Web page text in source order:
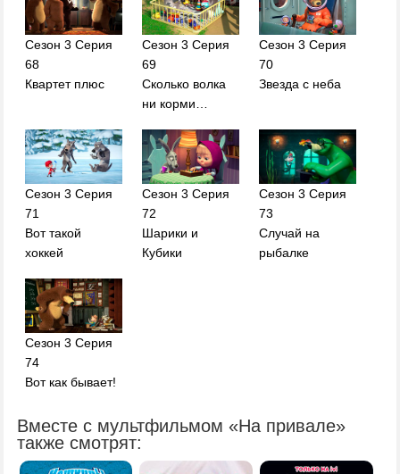
Сезон 3 Серия
68
Квартет плюс
Сезон 3 Серия
69
Сколько волка
ни корми…
Сезон 3 Серия
70
Звезда с неба
Сезон 3 Серия
71
Вот такой
хоккей
Сезон 3 Серия
72
Шарики и
Кубики
Сезон 3 Серия
73
Случай на
рыбалке
Сезон 3 Серия
74
Вот как бывает!
Вместе с мультфильмом «На привале»
также смотрят: